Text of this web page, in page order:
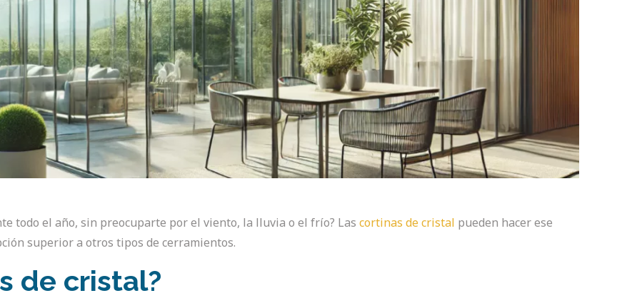
todo el año, sin preocuparte por el viento, la lluvia o el frío? Las cortinas de cristal pueden hacer ese
superior a otros tipos de cerramientos.
de cristal?